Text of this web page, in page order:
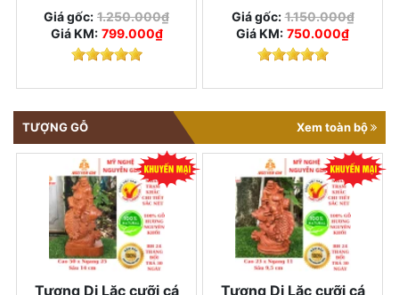
Giá gốc: 1.250.000₫
Giá KM: 799.000₫
Giá gốc: 1.150.000₫
Giá KM: 750.000₫
TƯỢNG GỖ Xem toàn bộ
Tượng Di Lặc cưỡi cá
Tượng Di Lặc cưỡi cá